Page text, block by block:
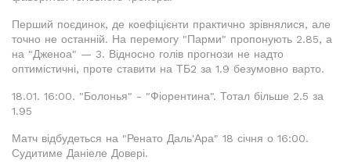
Перший поєдинок, де коефіцієнти практично зрівнялися, але
точно не останній. На перемогу "Парми" пропонують 2.85, а
на "Дженоа" — 3. Відносно голів прогнози не надто
оптимістичні, проте ставити на ТБ2 за 1.9 безумовно варто.
18.01. 16:00. "Болонья" - "Фіорентина". Тотал більше 2.5 за
1.95
Матч відбудеться на "Ренато Даль'Ара" 18 січня о 16:00.
Судитиме Даніеле Довері.